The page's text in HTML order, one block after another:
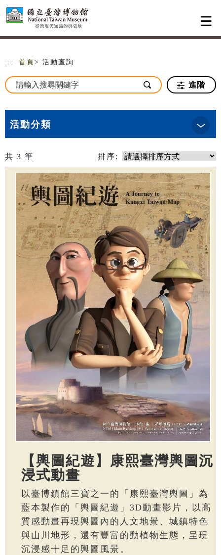
跳到主要內容
網站導覽
::: 首頁 > 活動查詢
進階
活動分類
共 3 筆 排序:
【輿圖紀遊】康熙臺灣輿圖沉
浸式動畫
以臺博鎮館三寶之一的「康熙臺灣輿圖」為
藍本製作的「輿圖紀遊」3D動畫影片，以高
質感動畫再現輿圖內的人文地景、城鎮特色
與山川地形，還有豐富的動植物生態，呈現
沉浸感十足的輿圖風景。